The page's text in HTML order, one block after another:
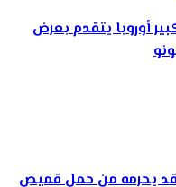
في كأس العالم 2026.. كبير أوروبا يتقدم بعرض
قد يحرمه من حمل قميص